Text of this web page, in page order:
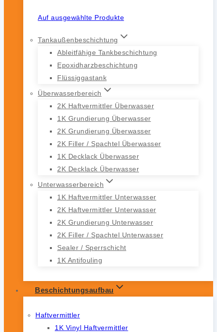
Auf ausgewählte Produkte
Tankaußenbeschichtung
Ableitfähige Tankbeschichtung
Epoxidharzbeschichtung
Flüssiggastank
Überwasserbereich
2K Haftvermittler Überwasser
1K Grundierung Überwasser
2K Grundierung Überwasser
2K Filler / Spachtel Überwasser
1K Decklack Überwasser
2K Decklack Überwasser
Unterwasserbereich
1K Haftvermittler Unterwasser
2K Haftvermittler Unterwasser
2K Grundierung Unterwasser
2K Filler / Spachtel Unterwasser
Sealer / Sperrschicht
1K Antifouling
Beschichtungsaufbau
Haftvermittler
1K Vinyl Haftvermittler